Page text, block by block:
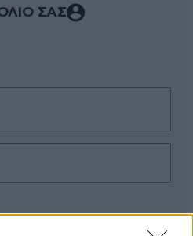
ΣΑΣ
τους κανόνες σχολιασμού